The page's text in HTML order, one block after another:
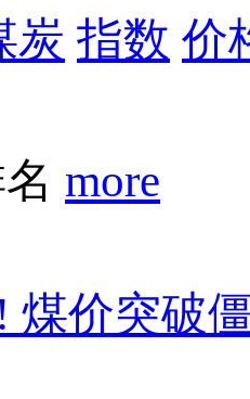
炭 指数 价
more
煤价突破